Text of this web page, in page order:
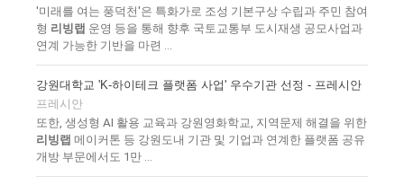
'미래를 여는 풍덕천'은 특화가로 조성 기본구상 수립과 주민 참여
형 리빙랩 운영 등을 통해 향후 국토교통부 도시재생 공모사업과
연계 가능한 기반을 마련 ...
강원대학교 'K-하이테크 플랫폼 사업' 우수기관 선정 - 프레시안
프레시안
또한, 생성형 AI 활용 교육과 강원영화학교, 지역문제 해결을 위한
리빙랩 메이커톤 등 강원도내 기관 및 기업과 연계한 플랫폼 공유
개방 부문에서도 1만 ...